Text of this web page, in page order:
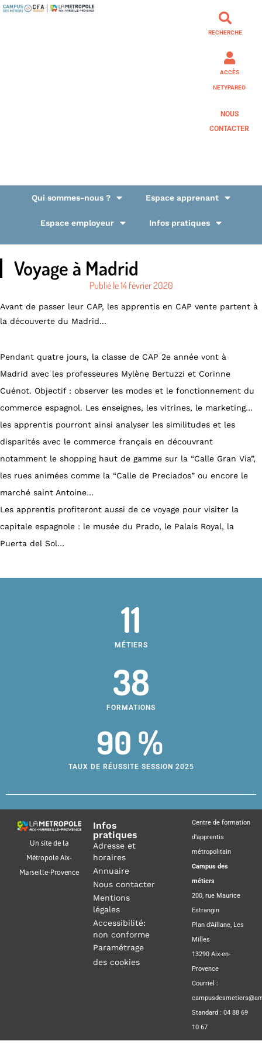
RECHERCHE
ACCÈS
NETYPAREO
NOUS
CONTACTER
Qui sommes-nous ? Espace apprenant
Espace employeur Infos pratiques
Voyage à Madrid
Publié le14 février 2020
Avant de passer leur CAP, les apprentis en CAP vente partent à
la découverte du Madrid...
Pendant quatre jours, la classe de CAP 2e année vont à
Madrid avec les professeures Mylène Bertuzzi et Corinne
Cuénot. Objectif : observer les modes et le fonctionnement du
commerce espagnol. Les enseignes, les vitrines, le marketing…
les apprentis pourront ainsi analyser les similitudes et les
disparités avec le commerce français en découvrant
notamment le shopping haut de gamme sur la “Calle Gran Via”,
les rues animées comme la “Calle de Preciados” ou encore le
marché saint Antoine…
Les apprentis profiteront aussi de ce voyage pour visiter la
capitale espagnole : le musée du Prado, le Palais Royal, la
Puerta del Sol…
11
MÉTIERS
38
FORMATIONS
90 %
TAUX DE RÉUSSITE SESSION 2025
Un site de la
Métropole Aix-
Marseille-Provence
Infos
pratiques
Adresse et
horaires
Annuaire
Nous contacter
Mentions
légales
Accessibilité:
non conforme
Paramétrage
des cookies
Centre de formation
d’apprentis
métropolitain
Campus des
métiers
200, rue Maurice
Estrangin
Plan d’Aillane, Les
Milles
13290 Aix-en-
Provence
Courriel :
Standard : 04 88 69
10 67